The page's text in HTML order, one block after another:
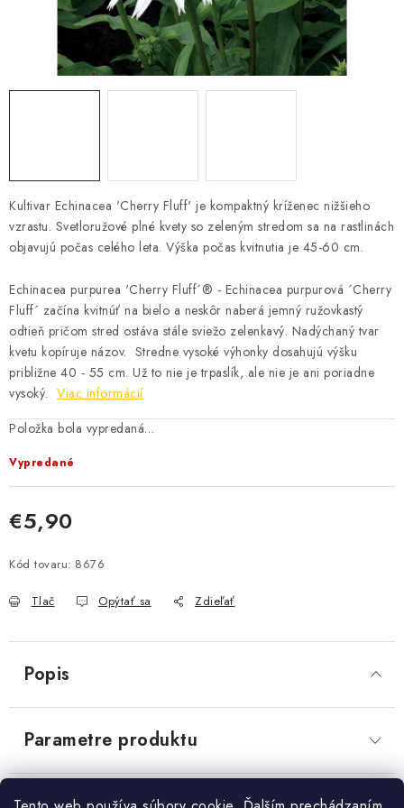
ARANŽMÁNY
DEKORÁCIE
TRÁVA ZÁHRADNÁ
AI ZÁHRADNÍK
PORADŇA
OBCHODNÉ PODMIENKY
KONTAKTY
Obchodné podmienky
Kultivar Echinacea 'Cherry Fluff' je kompaktný kríženec nižšieho
vzrastu. Svetloružové plné kvety so zeleným stredom sa na rastlinách
objavujú počas celého leta. Výška počas kvitnutia je 45-60 cm.
Echinacea purpurea 'Cherry Fluff´® - Echinacea purpurová ´Cherry
Fluff´ začína kvitnúť na bielo a neskôr naberá jemný ružovkastý
odtieň pričom stred ostáva stále sviežo zelenkavý. Nadýchaný tvar
kvetu kopíruje názov. Stredne vysoké výhonky dosahujú výšku
približne 40 - 55 cm. Už to nie je trpaslík, ale nie je ani poriadne
vysoký. Viac informácií
Položka bola vypredaná…
Vypredané
€5,90
Kód tovaru: 8676
Tlač Opýtať sa Zdieľať
Popis
Parametre produktu